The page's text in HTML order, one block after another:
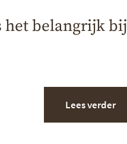
het belangrijk bij
Lees verder